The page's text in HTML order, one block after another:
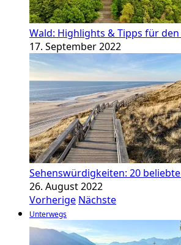
Wald: Highlights & Tipps für
17. September 2022
Sehenswürdigkeiten: 20
26. August 2022
Vorherige Nächste
Unterwegs